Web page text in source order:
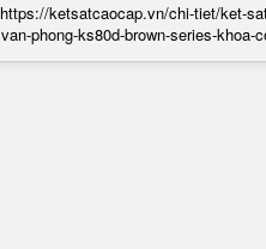
https://ketsatcaocap.vn/chi-tiet/ket-
van-phong-ks80d-brown-series-khoa-